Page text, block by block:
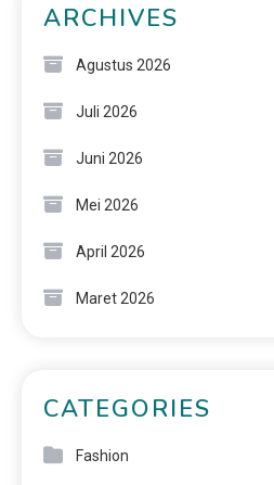
ARCHIVES
Agustus 2026
Juli 2026
Juni 2026
Mei 2026
April 2026
Maret 2026
CATEGORIES
Fashion